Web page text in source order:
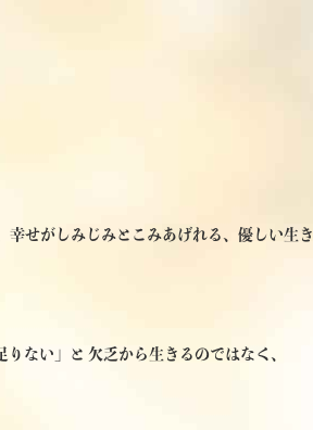
せがしみじみとこみあげれる、優しい生き
ない」と 欠乏から生きるのではなく、